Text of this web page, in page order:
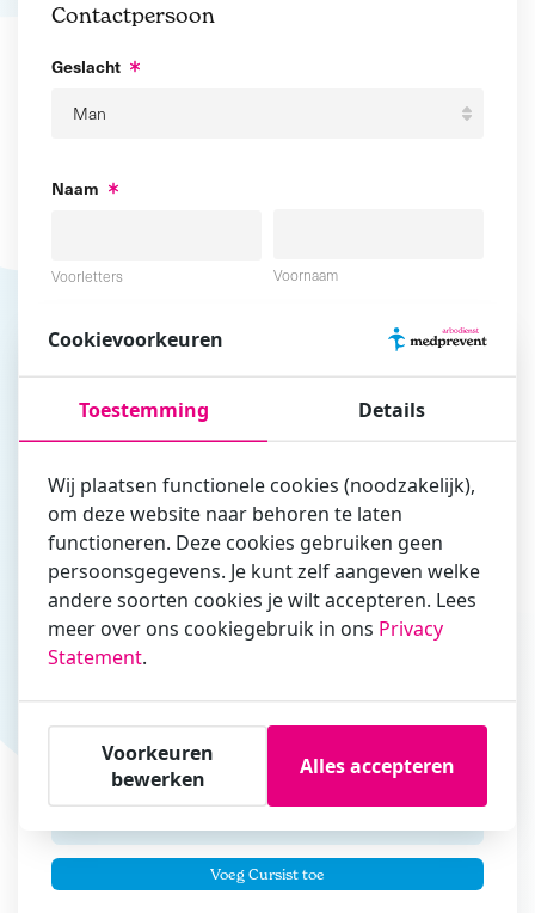
Contactpersoon
Geslacht
Naam
Voorletters Voornaam
Tussenvoegsel Achternaam
E-mailadres
zakelijk/administratief correspondeert
Is de contactpersoon ook een cursist?
Ja
Nee
Cursisten
Voeg cursisten toe
Tussenvoegsel
Voeg Cursist toe
Cookievoorkeuren
Toestemming Details
Wij plaatsen functionele cookies (noodzakelijk),
om deze website naar behoren te laten
functioneren. Deze cookies gebruiken geen
persoonsgegevens. Je kunt zelf aangeven welke
andere soorten cookies je wilt accepteren. Lees
meer over ons cookiegebruik in ons Privacy
Statement.
Voorkeuren
bewerken
Alles accepteren